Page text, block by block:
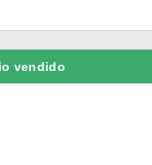
vendido